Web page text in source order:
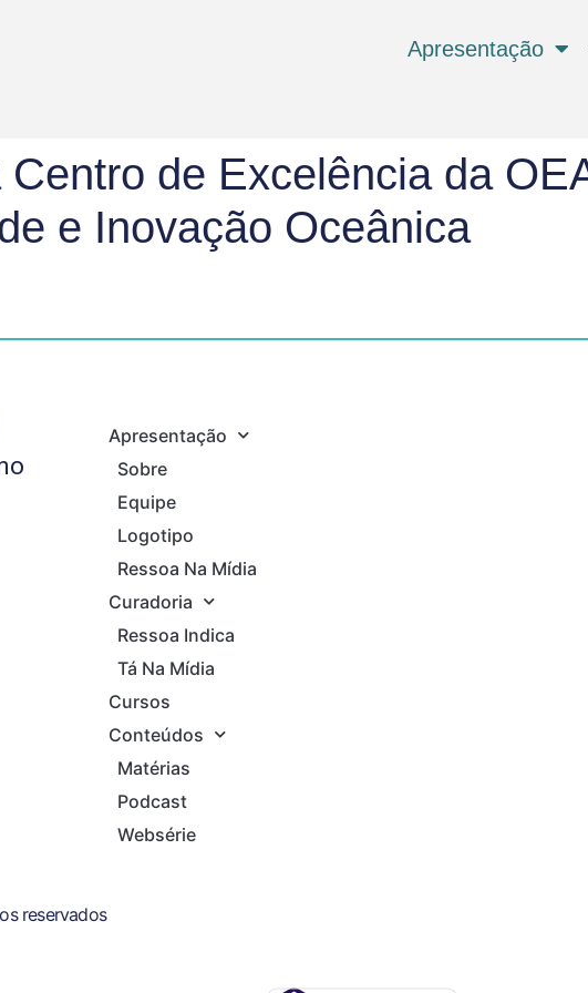
Apresentação
de Excelência da
e Inovação Oceânica
Apresentação
Sobre
Equipe
Logotipo
Ressoa Na Mídia
Curadoria
Ressoa Indica
Tá Na Mídia
Cursos
Conteúdos
Matérias
Podcast
Websérie
reservados